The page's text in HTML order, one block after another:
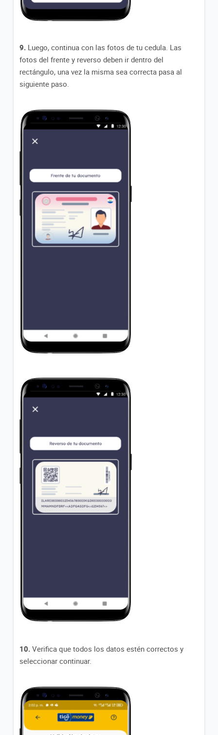
9. Luego, continua con las fotos de tu cedula. Las
fotos del frente y reverso deben ir dentro del
rectángulo, una vez la misma sea correcta pasa al
siguiente paso.
10. Verifica que todos los datos estén correctos y
seleccionar continuar.